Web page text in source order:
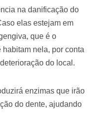
na danificação do
elas estejam em
que é o
nela, por conta
do local.
enzimas que irão
do dente, ajudando